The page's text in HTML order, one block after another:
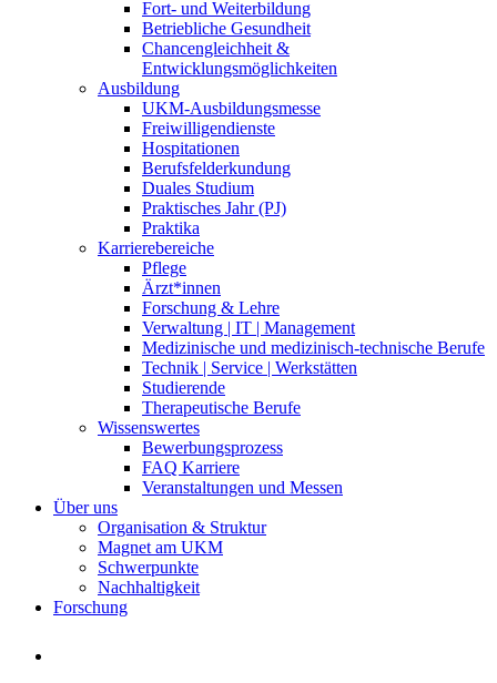
Fort- und Weiterbildung
Betriebliche Gesundheit
Chancengleichheit &
Entwicklungsmöglichkeiten
Ausbildung
UKM-Ausbildungsmesse
Freiwilligendienste
Hospitationen
Berufsfelderkundung
Duales Studium
Praktisches Jahr (PJ)
Praktika
Karrierebereiche
Pflege
Ärzt*innen
Forschung & Lehre
Verwaltung | IT | Management
Medizinische und medizinisch-technische Berufe
Technik | Service | Werkstätten
Studierende
Therapeutische Berufe
Wissenswertes
Bewerbungsprozess
FAQ Karriere
Veranstaltungen und Messen
Über uns
Organisation & Struktur
Magnet am UKM
Schwerpunkte
Nachhaltigkeit
Forschung